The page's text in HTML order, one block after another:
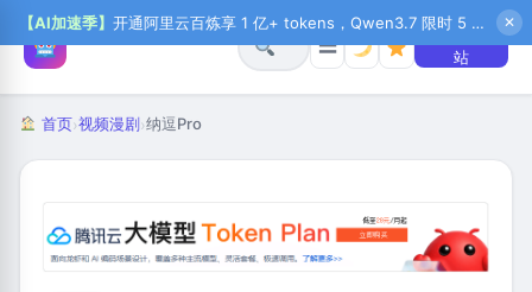
【AI加速季】 开通阿里云百炼享 1 亿+ tokens，Qwen3.7 限时 5 折起，秒悟新注送 1 万积分，加入 OPC 赢百万助力金，QoderWork CN 首月 0 元 ✕
☰
+ 提交网
站
首页›视频漫剧›纳逗Pro